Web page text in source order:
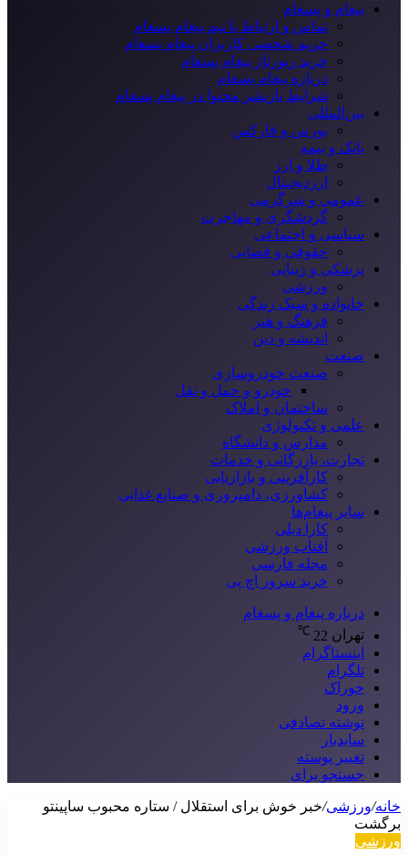
پیغام و پسغام
تماس و ارتباط با تیم پیغام پسغام
حریم شخصی کاربران پیغام پسغام
خرید رپورتاژ پیغام پسغام
درباره پیغام پسغام
شرایط بازنشر محتوا در پیغام پسغام
بین‌المللی
بورس و فارکس
بانک و بیمه
طلا و ارز
ارزدیجیتال
عمومی و سرگرمی
گردشگری و مهاجرت
سیاسی و اجتماعی
حقوقی و قضایی
پزشکی و زیبایی
ورزشی
خانواده و سبک زندگی
فرهنگ و هنر
اندیشه و دین
صنعت
صنعت خودروسازی
خودرو و حمل و نقل
ساختمان و املاک
علمی و تکنولوژی
مدارس و دانشگاه
تجارت، بازرگانی و خدمات
کارآفرینی و بازاریابی
کشاورزی، دامپروری و صنایع غذایی
سایر پیغام‌ها
کارا دیلی
آفتاب ورزشی
مجله فارسی
خرید سرور اچ پی
درباره پیغام و پسغام
تهران 22
℃
اینستاگرام
تلگرام
خوراک
ورود
نوشته تصادفی
سایدبار
تغییر پوسته
جستجو برای
خانه/ورزشی/خبر خوش برای استقلال / ستاره محبوب ساپینتو
برگشت
ورزشی